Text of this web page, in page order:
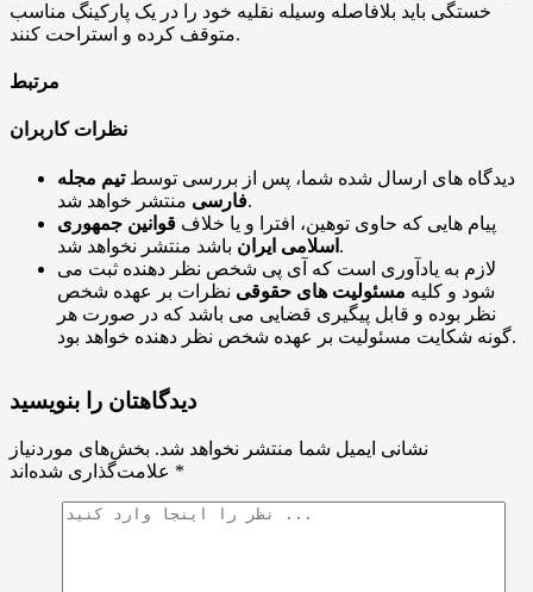
خستگی باید بلافاصله وسیله نقلیه خود را در یک پارکینگ مناسب
متوقف کرده و استراحت کنند.
مرتبط
نظرات کاربران
دیدگاه های ارسال شده شما، پس از بررسی توسطتیم مجله
فارسیمنتشر خواهد شد.
پیام هایی که حاوی توهین، افترا و یا خلاف قوانین جمهوری
اسلامی ایران باشد منتشر نخواهد شد.
لازم به یادآوری است که آی پی شخص نظر دهنده ثبت می
شود و کلیه مسئولیت های حقوقی نظرات بر عهده شخص
نظر بوده و قابل پیگیری قضایی می باشد که در صورت هر
گونه شکایت مسئولیت بر عهده شخص نظر دهنده خواهد بود.
دیدگاهتان را بنویسید
نشانی ایمیل شما منتشر نخواهد شد. بخش‌های موردنیاز
*